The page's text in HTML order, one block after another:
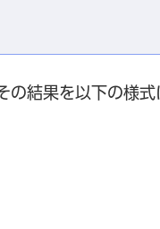
の結果を以下の様式